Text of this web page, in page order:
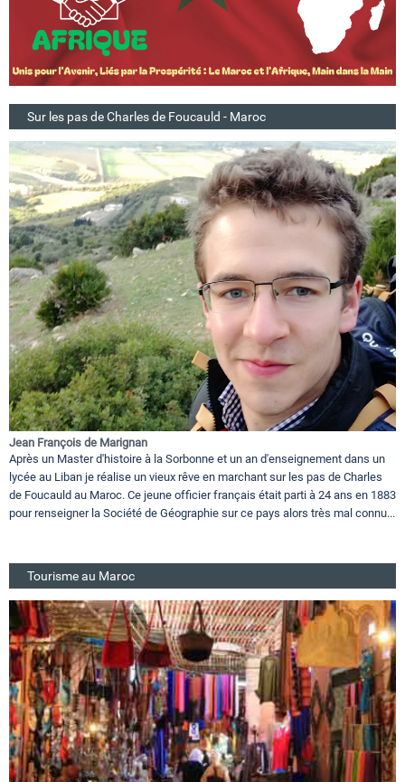
Sur les pas de Charles de Foucauld - Maroc
Jean François de Marignan
Après un Master d'histoire à la Sorbonne et un an d'enseignement dans un
lycée au Liban je réalise un vieux rêve en marchant sur les pas de Charles
de Foucauld au Maroc. Ce jeune officier français était parti à 24 ans en 1883
pour renseigner la Société de Géographie sur ce pays alors très mal connu...
Tourisme au Maroc